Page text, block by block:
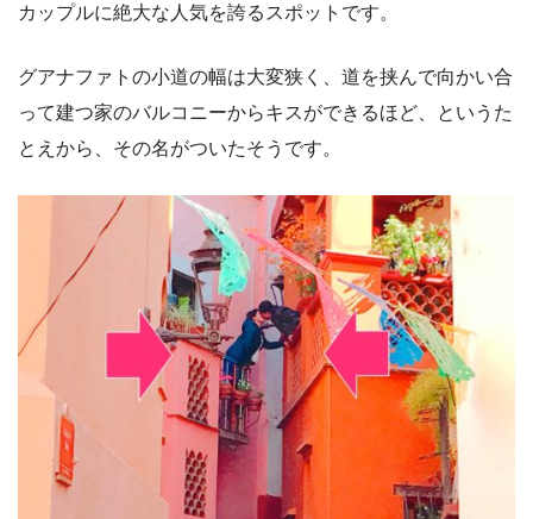
カップルに絶大な人気を誇るスポットです。
グアナファトの小道の幅は大変狭く、道を挟んで向かい合
って建つ家のバルコニーからキスができるほど、というた
とえから、その名がついたそうです。